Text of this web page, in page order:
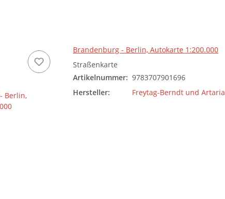
Brandenburg - Berlin, Autokarte 1:200.000
Straßenkarte
Artikelnummer: 9783707901696
Hersteller:
Freytag-Berndt und Artaria